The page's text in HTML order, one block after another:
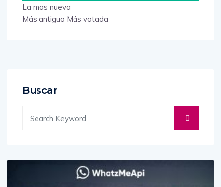
La mas nueva
Más antiguo Más votada
Buscar